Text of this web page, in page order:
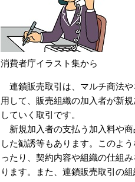
消費者庁イラスト集から
連鎖販売取引は、マルチ商法や
用して、販売組織の加入者が新
していく取引です。
新規加入者の支払う加入料や商
した勧誘等もあります。このよ
ったり、契約内容や組織の仕組
ります。また、連鎖販売取引の